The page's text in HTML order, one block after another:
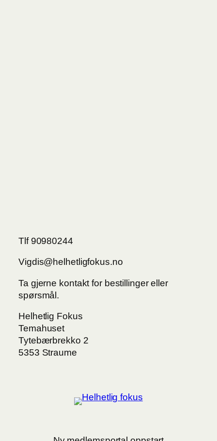
Tlf 90980244
Vigdis@helhetligfokus.no
Ta gjerne kontakt for bestillinger eller
spørsmål.
Helhetlig Fokus
Temahuset
Tytebærbrekko 2
5353 Straume